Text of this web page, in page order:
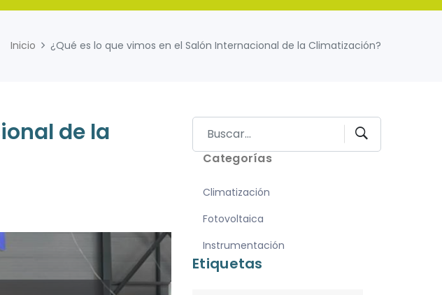
Inicio ¿Qué es lo que vimos en el Salón Internacional de la Climatización?
de la
Categorías
Climatización
Fotovoltaica
Instrumentación
Etiquetas